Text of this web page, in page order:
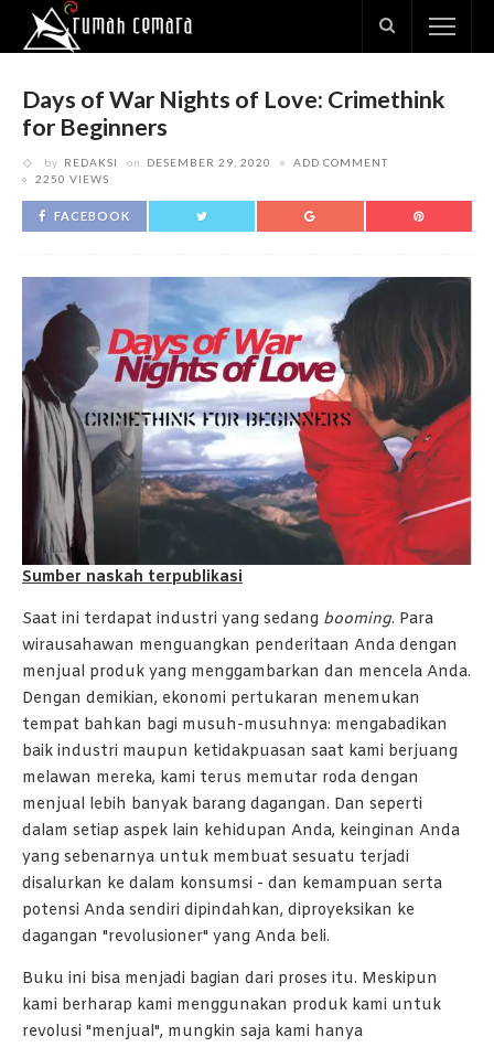
Days of War Nights of Love: Crimethink
for Beginners
by REDAKSI on DESEMBER 29, 2020
ADD COMMENT
2250 VIEWS
FACEBOOK
Sumber naskah terpublikasi
Saat ini terdapat industri yang sedang booming. Para
wirausahawan menguangkan penderitaan Anda dengan
menjual produk yang menggambarkan dan mencela Anda.
Dengan demikian, ekonomi pertukaran menemukan
tempat bahkan bagi musuh-musuhnya: mengabadikan
baik industri maupun ketidakpuasan saat kami berjuang
melawan mereka, kami terus memutar roda dengan
menjual lebih banyak barang dagangan. Dan seperti
dalam setiap aspek lain kehidupan Anda, keinginan Anda
yang sebenarnya untuk membuat sesuatu terjadi
disalurkan ke dalam konsumsi - dan kemampuan serta
potensi Anda sendiri dipindahkan, diproyeksikan ke
dagangan "revolusioner" yang Anda beli.
Buku ini bisa menjadi bagian dari proses itu. Meskipun
kami berharap kami menggunakan produk kami untuk
revolusi "menjual", mungkin saja kami hanya